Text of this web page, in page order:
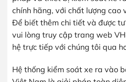
chính hãng, với chất lượng cao
Để biết thêm chi tiết và được
vui lòng truy cập trang web
hệ trực tiếp với chúng tôi qua
Hệ thống kiểm soát xe ra vào